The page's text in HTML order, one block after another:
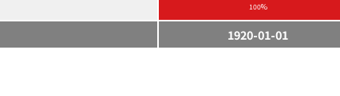
100%
1920-01-01